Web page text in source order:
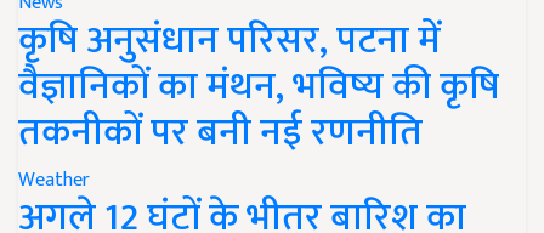
कृषि अनुसंधान परिसर, पटना में
वैज्ञानिकों का मंथन, भविष्य की कृषि
तकनीकों पर बनी नई रणनीति
Weather
अगले 12 घंटों के भीतर बारिश का